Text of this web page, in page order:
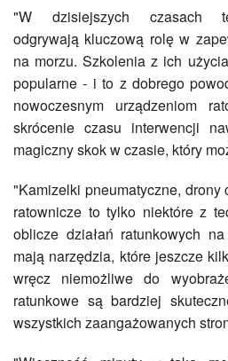
"W dzisiejszych czasach
odgrywają kluczową rolę w
na morzu. Szkolenia z ich
popularne - i to z dobrego
nowoczesnym urządzeniom
skrócenie czasu interwencji
magiczny skok w czasie, który
"Kamizelki pneumatyczne, drony
ratownicze to tylko niektóre z
oblicze działań ratunkowych
mają narzędzia, które jeszcze
wręcz niemożliwe do
ratunkowe są bardziej
wszystkich zaangażowanych